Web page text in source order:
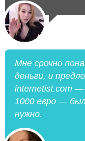
Мне срочно
деньги, и
internetist.com
1000 евро —
нужно.